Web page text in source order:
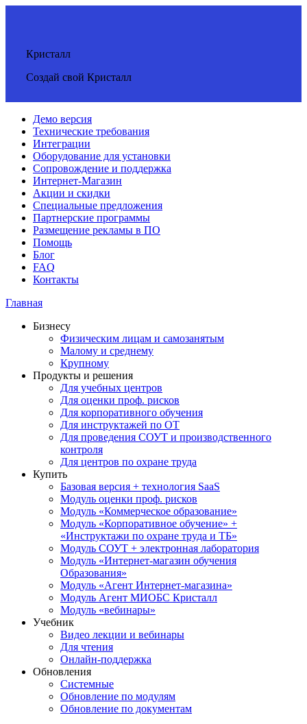
Кристалл
Создай свой Кристалл
Демо версия
Технические требования
Интеграции
Оборудование для установки
Сопровождение и поддержка
Интернет-Магазин
Акции и скидки
Специальные предложения
Партнерские программы
Размещение рекламы в ПО
Помощь
Блог
FAQ
Контакты
Главная
Бизнесу
Физическим лицам и самозанятым
Малому и среднему
Крупному
Продукты и решения
Для учебных центров
Для оценки проф. рисков
Для корпоративного обучения
Для инструктажей по ОТ
Для проведения СОУТ и производственного
контроля
Для центров по охране труда
Купить
Базовая версия + технология SaaS
Модуль оценки проф. рисков
Модуль «Коммерческое образование»
Модуль «Корпоративное обучение» +
«Инструктажи по охране труда и ТБ»
Модуль СОУТ + электронная лаборатория
Модуль «Интернет-магазин обучения
Образования»
Модуль «Агент Интернет-магазина»
Модуль Агент МИОБС Кристалл
Модуль «вебинары»
Учебник
Видео лекции и вебинары
Для чтения
Онлайн-поддержка
Обновления
Системные
Обновление по модулям
Обновление по документам